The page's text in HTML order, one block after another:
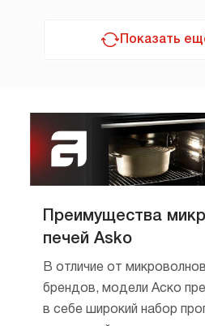
Показать
Преимущества
печей Asko
В отличие от
брендов, модели Аско
в себе широкий набор